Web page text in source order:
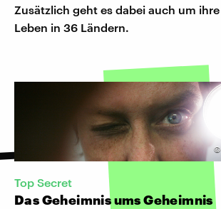
Zusätzlich geht es dabei auch um
Leben in 36 Ländern.
©
Top Secret
Das Geheimnis ums Geheimnis